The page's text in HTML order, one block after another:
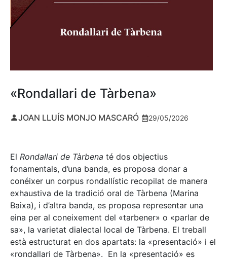
«Rondallari de Tàrbena»
JOAN LLUÍS MONJO MASCARÓ 29/05/2026
El Rondallari de Tàrbena té dos objectius
fonamentals, d’una banda, es proposa donar a
conéixer un corpus rondallístic recopilat de manera
exhaustiva de la tradició oral de Tàrbena (Marina
Baixa), i d’altra banda, es proposa representar una
eina per al coneixement del «tarbener» o «parlar de
sa», la varietat dialectal local de Tàrbena. El treball
està estructurat en dos apartats: la «presentació» i el
«rondallari de Tàrbena». En la «presentació» es